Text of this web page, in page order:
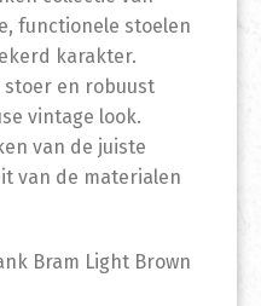
functionele stoelen
karakter.
stoer en robuust
vintage look.
van de juiste
van de materialen
Bram Light Brown